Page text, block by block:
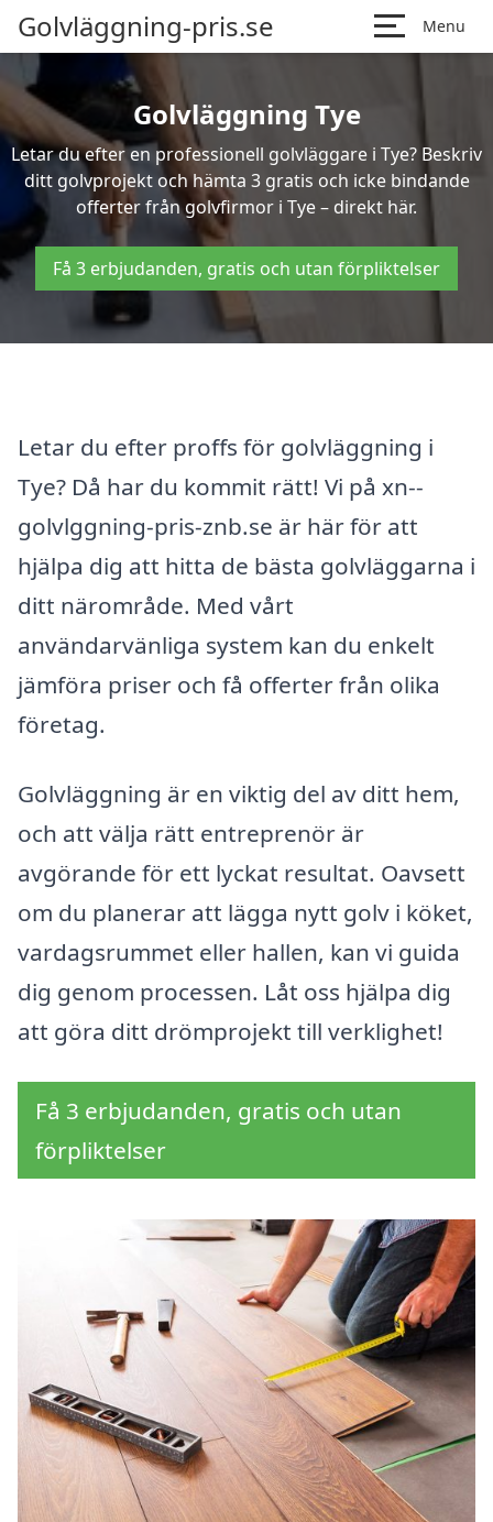
Golvläggning-pris.se Menu
Golvläggning Tye
Letar du efter en professionell golvläggare i Tye? Beskriv
ditt golvprojekt och hämta 3 gratis och icke bindande
offerter från golvfirmor i Tye – direkt här.
Få 3 erbjudanden, gratis och utan förpliktelser
Letar du efter proffs för golvläggning i
Tye? Då har du kommit rätt! Vi på xn--
golvlggning-pris-znb.se är här för att
hjälpa dig att hitta de bästa golvläggarna i
ditt närområde. Med vårt
användarvänliga system kan du enkelt
jämföra priser och få offerter från olika
företag.
Golvläggning är en viktig del av ditt hem,
och att välja rätt entreprenör är
avgörande för ett lyckat resultat. Oavsett
om du planerar att lägga nytt golv i köket,
vardagsrummet eller hallen, kan vi guida
dig genom processen. Låt oss hjälpa dig
att göra ditt drömprojekt till verklighet!
Få 3 erbjudanden, gratis och utan
förpliktelser